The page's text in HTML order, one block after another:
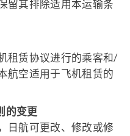
留其排除适用本运输条
租赁协议进行的乘客和/
航空适用于飞机租赁的
的变更
日航可更改、修改或修